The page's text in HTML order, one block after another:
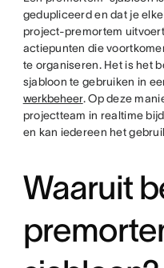
gedupliceerd en dat je
project-premortem
actiepunten die
te organiseren. Het is het
sjabloon te gebruiken in
werkbeheer. Op deze
projectteam in realtime
en kan iedereen het
Waaruit